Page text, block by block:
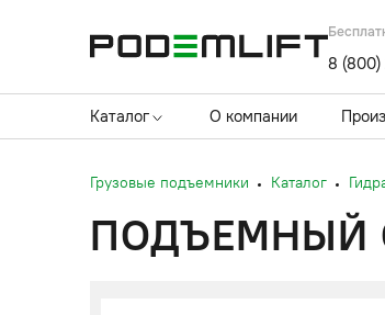
8 (800)
Каталог О компании
Грузовые подъемники Каталог
ПОДЪЕМНЫЙ